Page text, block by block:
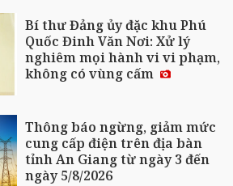
Bí thư Đảng ủy đặc khu Phú
Quốc Đinh Văn Nơi: Xử lý
nghiêm mọi hành vi vi phạm,
không có vùng cấm
Thông báo ngừng, giảm mức
cung cấp điện trên địa bàn
tỉnh An Giang từ ngày 3 đến
ngày 5/8/2026